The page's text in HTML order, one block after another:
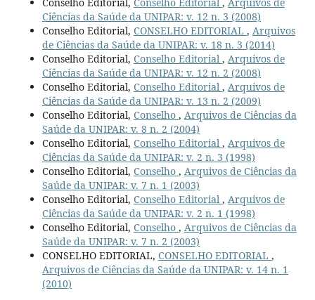
Conselho Editorial, Conselho Editorial , Arquivos de
Ciências da Saúde da UNIPAR: v. 12 n. 3 (2008)
Conselho Editorial, CONSELHO EDITORIAL , Arquivos
de Ciências da Saúde da UNIPAR: v. 18 n. 3 (2014)
Conselho Editorial, Conselho Editorial , Arquivos de
Ciências da Saúde da UNIPAR: v. 12 n. 2 (2008)
Conselho Editorial, Conselho Editorial , Arquivos de
Ciências da Saúde da UNIPAR: v. 13 n. 2 (2009)
Conselho Editorial, Conselho , Arquivos de Ciências da
Saúde da UNIPAR: v. 8 n. 2 (2004)
Conselho Editorial, Conselho Editorial , Arquivos de
Ciências da Saúde da UNIPAR: v. 2 n. 3 (1998)
Conselho Editorial, Conselho , Arquivos de Ciências da
Saúde da UNIPAR: v. 7 n. 1 (2003)
Conselho Editorial, Conselho Editorial , Arquivos de
Ciências da Saúde da UNIPAR: v. 2 n. 1 (1998)
Conselho Editorial, Conselho , Arquivos de Ciências da
Saúde da UNIPAR: v. 7 n. 2 (2003)
CONSELHO EDITORIAL, CONSELHO EDITORIAL ,
Arquivos de Ciências da Saúde da UNIPAR: v. 14 n. 1
(2010)